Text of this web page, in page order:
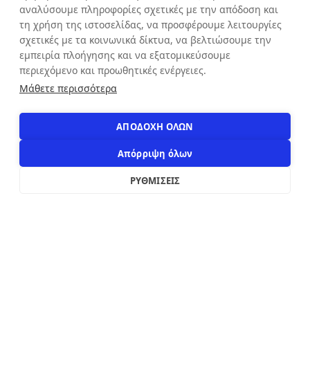
Κυριακή: ΚΛΕΙΣΤΑ
ΕΠΙΚΟΙΝΩΝΙΑ
αναλύσουμε πληροφορίες σχετικές με την απόδοση και
τη χρήση της ιστοσελίδας, να προσφέρουμε λειτουργίες
σχετικές με τα κοινωνικά δίκτυα, να βελτιώσουμε την
εμπειρία πλοήγησης και να εξατομικεύσουμε
περιεχόμενο και προωθητικές ενέργειες.
Μάθετε περισσότερα
ΑΠΟΔΟΧΗ ΟΛΩΝ
Απόρριψη όλων
ΡΥΘΜΙΣΕΙΣ